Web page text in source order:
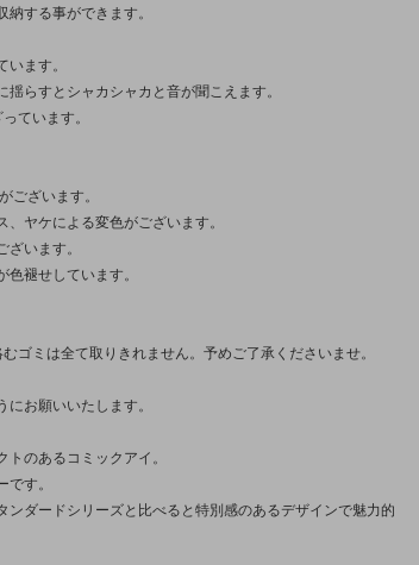
する事ができます。
ます。
らすとシャカシャカと音が聞こえます。
ています。
ございます。
ヤケによる変色がございます。
います。
褪せしています。
ゴミは全て取りきれません。予めご了承くださいませ。
お願いいたします。
のあるコミックアイ。
す。
ンダードシリーズと比べると特別感のあるデザインで魅力的